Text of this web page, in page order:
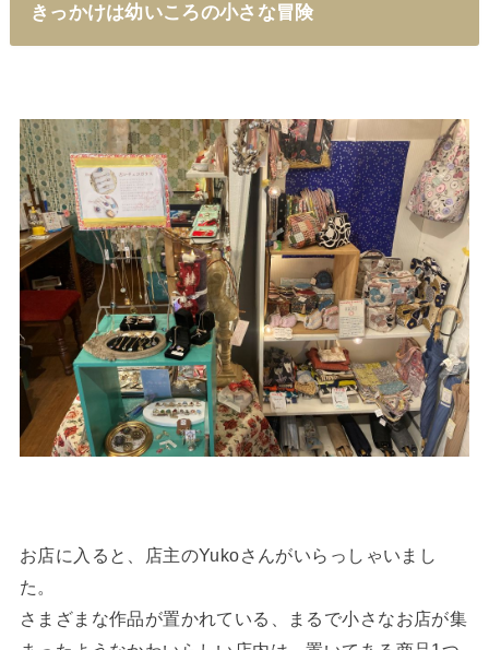
きっかけは幼いころの小さな冒険
お店に入ると、店主のYukoさんがいらっしゃいまし
た。
さまざまな作品が置かれている、まるで小さなお店が集